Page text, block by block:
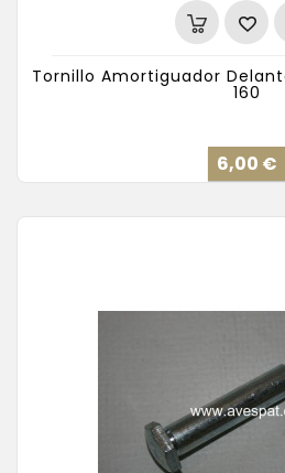
Tornillo Amortiguador
160
6,00 €